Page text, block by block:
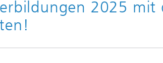
2025 mit